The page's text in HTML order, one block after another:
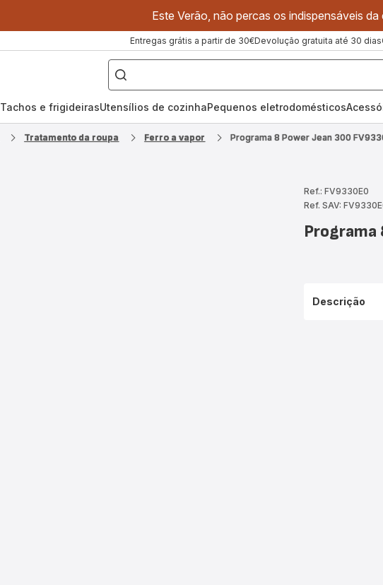
Este Verão, não percas os indispensáveis
Entregas grátis a partir de 30€Devolução gratuita até 30 dias
O
que
pretende
procurar?
Tachos e frigideirasUtensílios de cozinhaPequenos eletrodomésticos
Tratamento da roupa Ferro a vapor Programa 8 Power Jean 300
Ref.: FV9330E0
Ref. SAV:
Programa
Descrição